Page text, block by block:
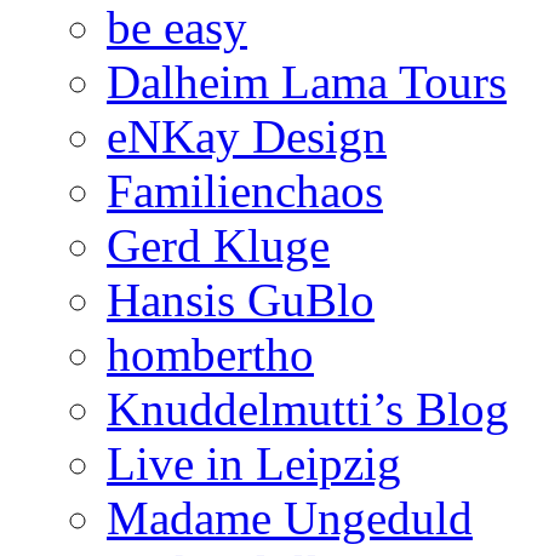
be easy
Dalheim Lama Tours
eNKay Design
Familienchaos
Gerd Kluge
Hansis GuBlo
hombertho
Knuddelmutti’s Blog
Live in Leipzig
Madame Ungeduld